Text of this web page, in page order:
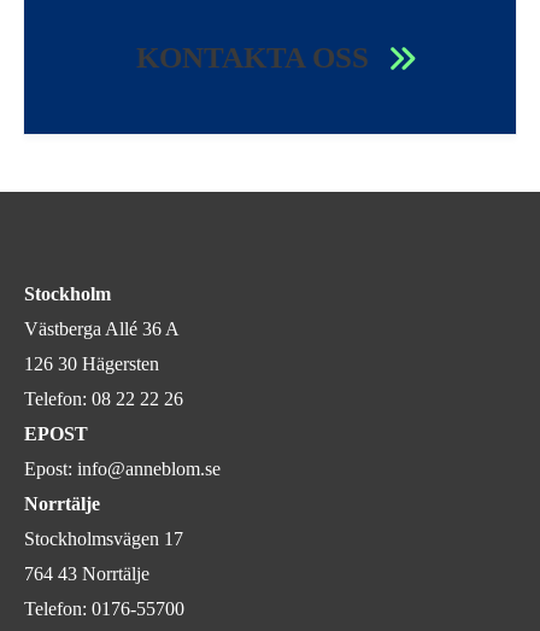
KONTAKTA OSS
Stockholm
Västberga Allé 36 A
126 30 Hägersten
Telefon: 08 22 22 26
EPOST
Epost: info@anneblom.se
Norrtälje
Stockholmsvägen 17
764 43 Norrtälje
Telefon: 0176-55700